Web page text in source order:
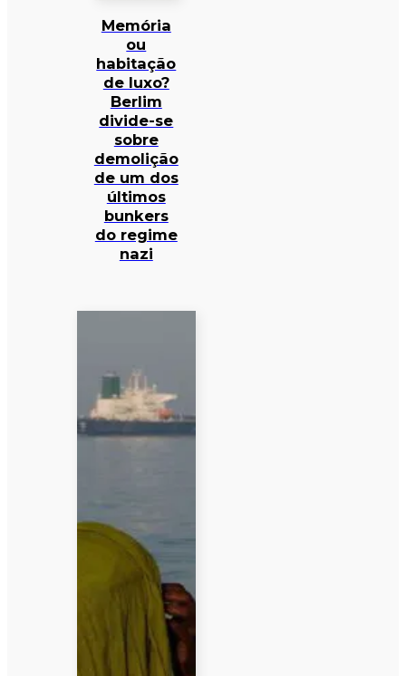
Memória
ou
habitação
de luxo?
Berlim
divide-se
sobre
demolição
de um dos
últimos
bunkers
do regime
nazi